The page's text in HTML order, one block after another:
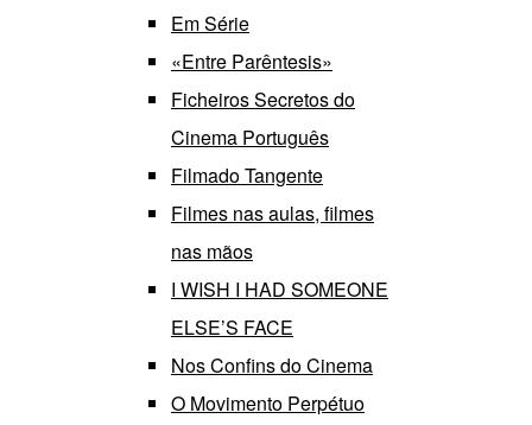
Em Série
«Entre Parêntesis»
Ficheiros Secretos do
Cinema Português
Filmado Tangente
Filmes nas aulas, filmes
nas mãos
I WISH I HAD SOMEONE
ELSE’S FACE
Nos Confins do Cinema
O Movimento Perpétuo